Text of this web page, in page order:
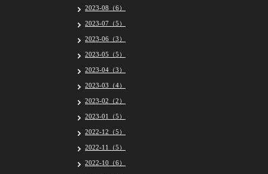
2023-08（6）
2023-07（5）
2023-06（3）
2023-05（5）
2023-04（3）
2023-03（4）
2023-02（2）
2023-01（5）
2022-12（5）
2022-11（5）
2022-10（6）